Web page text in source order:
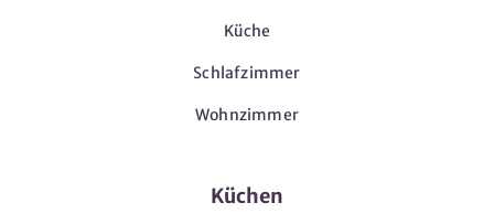
Küche
Schlafzimmer
Wohnzimmer
Küchen